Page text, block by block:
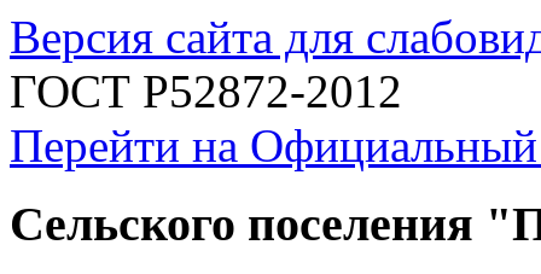
Версия сайта для
ГОСТ Р52872-2012
Перейти на
Сельского поселения